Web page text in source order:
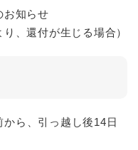
お知らせ
、還付が生じる場合）
ら、引っ越し後14日